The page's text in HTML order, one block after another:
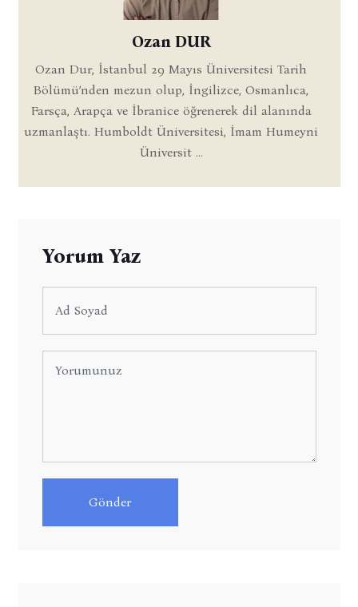
Ozan DUR
Ozan Dur, İstanbul 29 Mayıs Üniversitesi Tarih
Bölümü’nden mezun olup, İngilizce, Osmanlıca,
Farsça, Arapça ve İbranice öğrenerek dil alanında
uzmanlaştı. Humboldt Üniversitesi, İmam Humeyni
Üniversit ...
Yorum Yaz
Gönder